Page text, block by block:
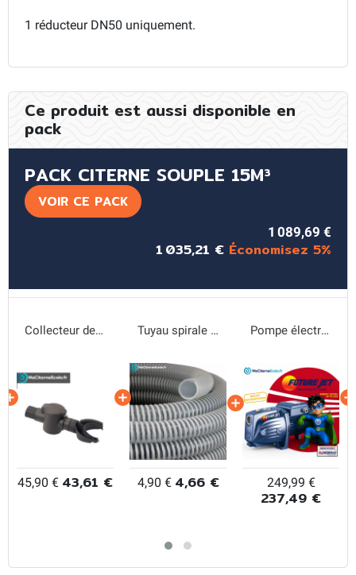
1 réducteur DN50 uniquement.
Ce produit est aussi disponible en
pack
PACK CITERNE SOUPLE 15M³
VOIR CE PACK
1 089,69 €
1 035,21 € Économisez 5%
Collecteur de gouttière
45,90 € 43,61 €
Tuyau spirale de raccordement collecteur
4,90 € 4,66 €
Pompe électrique Future Jet
249,99 €
237,49 €